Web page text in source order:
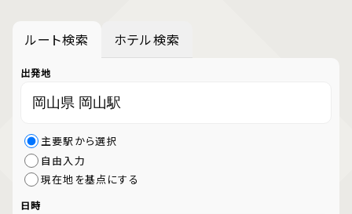
ルート検索 ホテル検索
出発地
主要駅から選択
自由入力
現在地を基点にする
日時